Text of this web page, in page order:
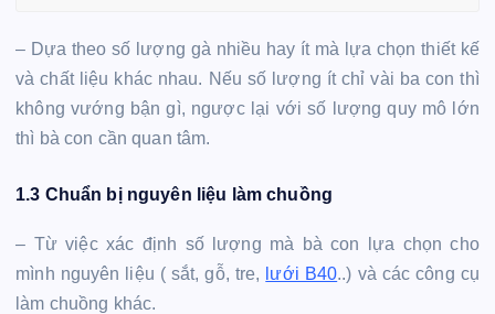
– Dựa theo số lượng gà nhiều hay ít mà lựa chọn thiết kế
và chất liệu khác nhau. Nếu số lượng ít chỉ vài ba con thì
không vướng bận gì, ngược lại với số lượng quy mô lớn
thì bà con cần quan tâm.
1.3 Chuẩn bị nguyên liệu làm chuồng
– Từ việc xác định số lượng mà bà con lựa chọn cho
mình nguyên liệu ( sắt, gỗ, tre,
lưới B40..) và các công cụ
làm chuồng khác.